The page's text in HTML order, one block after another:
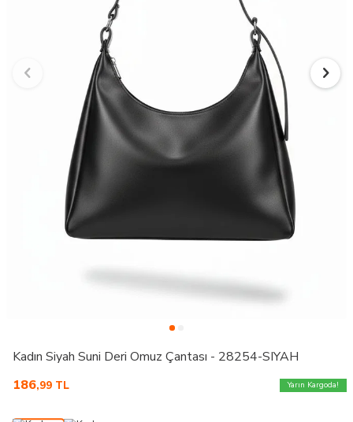
Kadın Siyah Suni Deri Omuz Çantası - 28254-SIYAH
186,99 TL Yarın Kargoda!